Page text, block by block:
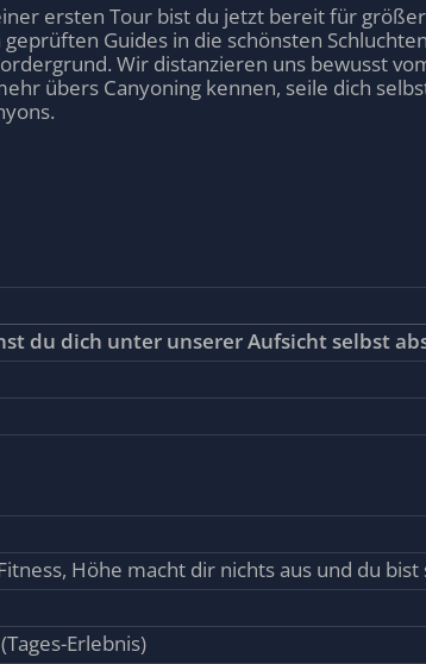
ersten Tour bist du jetzt bereit für
Guides in die schönsten
Wir distanzieren uns bewusst
übers Canyoning kennen, seile dich
du dich unter unserer Aufsicht selbst
Höhe macht dir nichts aus und du
Erlebnis)